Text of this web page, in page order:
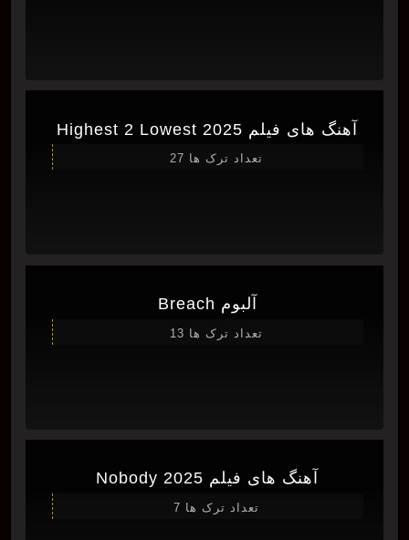
آهنگ های فیلم Highest 2 Lowest 2025
تعداد ترک ها 27
آلبوم Breach
تعداد ترک ها 13
آهنگ های فیلم Nobody 2025
تعداد ترک ها 7